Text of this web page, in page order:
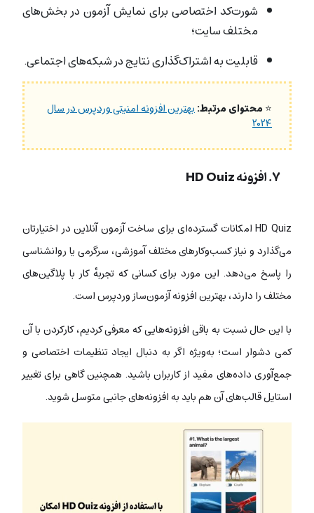
شورت‌کد اختصاصی برای نمایش آزمون‌ در بخش‌های
مختلف سایت؛
قابلیت به اشتراک‌گذاری نتایج در شبکه‌های اجتماعی.
⭐محتوای مرتبط:بهترین افزونه امنیتی وردپرس در سال
۲۰۲۴
۷. افزونه HD Quiz
HD Quiz امکانات گسترده‌ای برای ساخت آزمون آنلاین در اختیارتان
می‌گذارد و نیاز کسب‌وکارهای مختلف آموزشی، سرگرمی یا روانشناسی
را پاسخ می‌دهد. این مورد برای کسانی که تجربه‌‌ٔ کار با پلاگین‌های
مختلف را دارند، بهترین افزونه آزمون‌ساز وردپرس است.
با این حال نسبت به باقی افزونه‌هایی که معرفی کردیم، کارکردن با آن
کمی دشوار است؛ به‌ویژه اگر به دنبال ایجاد تنظیمات اختصاصی و
جمع‌آوری داده‌های مفید از کاربران باشید. همچنینگاهی برای تغییر
استایل‌ قالب‌های آن هم باید به افزونه‌های جانبی متوسل شوید.